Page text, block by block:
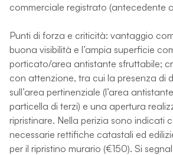
commerciale registrato (antecedente
Punti di forza e criticità: vantaggio
buona visibilità e l’ampia superficie
porticato/area antistante sfruttabile;
con attenzione, tra cui la presenza di
sull’area pertinenziale (l’area
particella di terzi) e una apertura
ripristinare. Nella perizia sono indicati
necessarie rettifiche catastali ed
per il ripristino murario (€150). Si